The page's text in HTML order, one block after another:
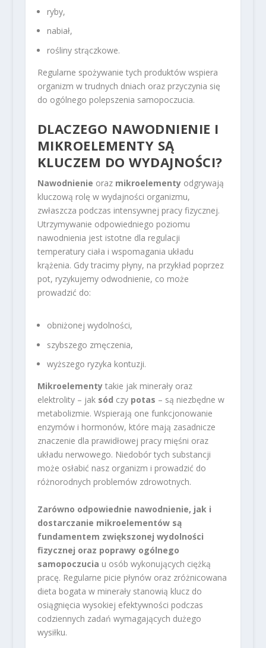
ryby,
nabiał,
rośliny strączkowe.
Regularne spożywanie tych produktów wspiera
organizm w trudnych dniach oraz przyczynia się
do ogólnego polepszenia samopoczucia.
DLACZEGO NAWODNIENIE I
MIKROELEMENTY SĄ
KLUCZEM DO WYDAJNOŚCI?
Nawodnienie oraz mikroelementyodgrywają
kluczową rolę w wydajności organizmu,
zwłaszcza podczas intensywnej pracy fizycznej.
Utrzymywanie odpowiedniego poziomu
nawodnienia jest istotne dla regulacji
temperatury ciała i wspomagania układu
krążenia. Gdy tracimy płyny, na przykład poprzez
pot, ryzykujemy odwodnienie, co może
prowadzić do:
obniżonej wydolności,
szybszego zmęczenia,
wyższego ryzyka kontuzji.
Mikroelementytakie jak minerały oraz
elektrolity – jak sód czy potas – są niezbędne w
metabolizmie. Wspierają one funkcjonowanie
enzymów i hormonów, które mają zasadnicze
znaczenie dla prawidłowej pracy mięśni oraz
układu nerwowego. Niedobór tych substancji
może osłabić nasz organizm i prowadzić do
różnorodnych problemów zdrowotnych.
Zarówno odpowiednie nawodnienie, jak i
dostarczanie mikroelementów są
fundamentem zwiększonej wydolności
fizycznej oraz poprawy ogólnego
samopoczucia u osób wykonujących ciężką
pracę. Regularne picie płynów oraz zróżnicowana
dieta bogata w minerały stanowią klucz do
osiągnięcia wysokiej efektywności podczas
codziennych zadań wymagających dużego
wysiłku.